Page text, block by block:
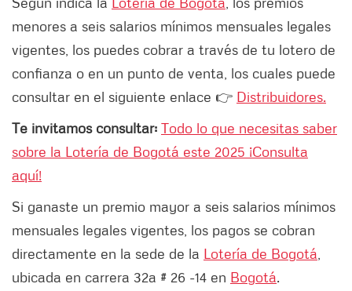
menores a seis salarios mínimos mensuales legales
vigentes, los puedes cobrar a través de tu lotero de
confianza o en un punto de venta, los cuales puede
consultar en el siguiente enlace 👉 Distribuidores.
Te invitamos consultar: Todo lo que necesitas saber
sobre la Lotería de Bogotá este 2025 ¡Consulta
aquí!
Si ganaste un premio mayor a seis salarios mínimos
mensuales legales vigentes, los pagos se cobran
directamente en la sede de la Lotería de Bogotá
ubicada en carrera 32a # 26 -14 en Bogotá.